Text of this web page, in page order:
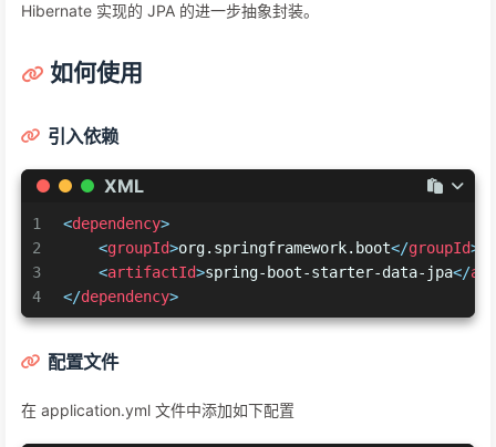
Hibernate 实现的 JPA 的进一步抽象封装。
如何使用
引入依赖
XML
1
2
3
4
<dependency>
<groupId>org.springframework.boot</groupId>
<artifactId>spring-boot-starter-data-jpa</
</dependency>
配置文件
在 application.yml 文件中添加如下配置